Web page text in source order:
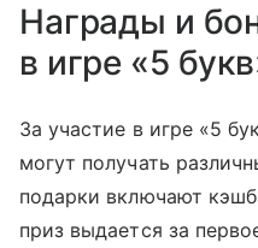
Награды и
в игре «5
За участие в игре «5
могут получать
подарки включают
приз выдается за